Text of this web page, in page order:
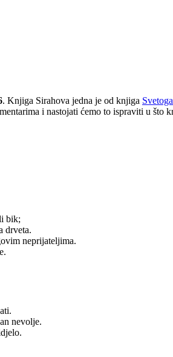
. Knjiga Sirahova jedna je od knjiga
i nastojati ćemo to ispraviti u što
bik;
drveta.
neprijateljima.
nevolje.